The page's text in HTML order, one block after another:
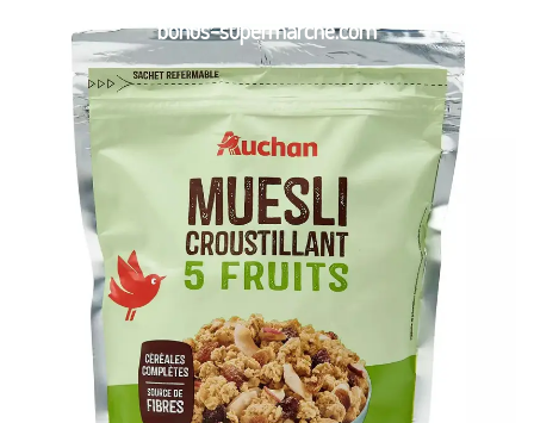
bonus-supermarche.com